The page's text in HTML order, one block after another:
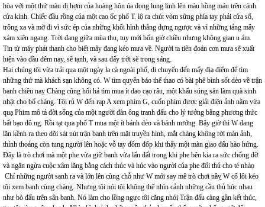
hòa với một thứ màu dị hợm của hoàng hôn úa đọng lung linh lên màu hồng máu trên cánh
cửa kính. Chiếc đầu rồng của một cao ốc phố T. lộ ra chút vòm sững phía tay phải cửa sổ,
trông xa và mờ đi vì sức ép của những khối hình thẳng dựng ngược và vì những tảng mây
xám xiên ngang. Trời đang giữa mùa thu, tuy mới bốn giờ chiều nhưng không gian u ám.
Tin từ máy phát thanh cho biết mây đang kéo mưa về. Người ta tiên đoán cơn mưa sẽ xuất
hiện vào đầu đêm nay, sẽ tạnh, và sau đấy trời sẽ trong sáng.
Hai chúng tôi vừa trải qua một ngày la cà ngoài phố, di chuyển đến mấy địa điểm để tìm
những thứ mà khách sạn không có. W tìm quyển báo thể thao có bài phê bình sốt dẻo về trận
banh chiều naỵ Chàng cũng hối hả tìm mua ít dao cạo râu, một khẩu súng săn làm quà sinh
nhật cho bố chàng. Tôi rủ W đến rạp A xem phim G, cuốn phim được giải điện ảnh năm vừa
quạ Phim mô tả đời sống của một người đàn ông tranh đấu cho lý tưởng bằng phương thức
bất bạo đô.ng. Rồi tạt qua phố T mua một ít bánh dẻo và bánh nướng. Bây giờ thì W đang
lăn kềnh ra theo dõi sát nút trận banh trên mặt truyền hình, mắt chàng không rời màn ảnh,
thỉnh thoảng còn tung người lên hoặc vỗ tay đôm đốp khi thấy một màn giao đấu hào hứng.
Đây là trò chơi mà một phe vừa giữ banh vừa lấn đất trong khi phe bên kia ra sức chống đỡ
và ngăn ngừa cuộc xâm lăng bằng cách thúc và húc vào người của phe đối thủ cho té nhàọ
Chỉ những người sanh ra và lớn lên cùng chỗ như W mới say mê trò chơi nầỵ W cố lôi kéo
tôi xem banh cùng chàng. Nhưng tôi nói tôi không thể nhìn cảnh những cầu thủ húc nhau
như bò đấu trên sân banh. Nó làm cho lồng ngực tôi căng nhóị Trận đấu càng gần kết thúc,